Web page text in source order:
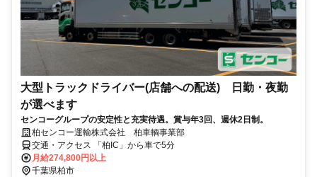
大型トラックドライバー(店舗への配送) 日勤・夜勤
が選べます
センコーグループの安定性と充実待遇。賞与年3回、週休2日制。
柏センコー運輸株式会社 柏車輌事業部
交通・アクセス 「柏IC」から車で5分
月給274,800円以上
千葉県柏市